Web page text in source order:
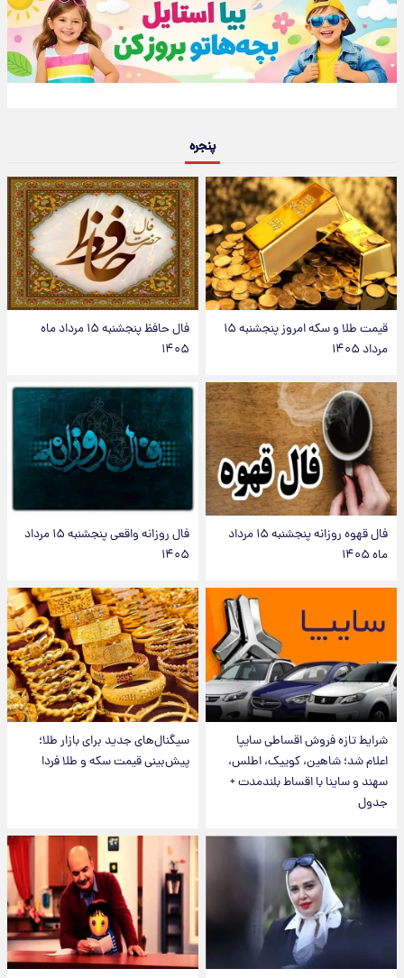
پنجره
قیمت طلا و سکه امروز پنجشنبه ۱۵
مرداد ۱۴۰۵
فال حافظ پنجشنبه ۱۵ مرداد ماه
۱۴۰۵
فال قهوه روزانه پنجشنبه ۱۵ مرداد
ماه ۱۴۰۵
فال روزانه واقعی پنجشنبه ۱۵ مرداد
۱۴۰۵
شرایط تازه فروش اقساطی سایپا
اعلام شد؛ شاهین، کوییک، اطلس،
سهند و ساینا با اقساط بلندمدت +
جدول
سیگنال‌های جدید برای بازار طلا؛
پیش‌بینی قیمت سکه و طلا فردا